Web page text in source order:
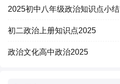
2025初中八年级政治知识点小结
初二政治上册知识点2025
政治文化高中政治2025